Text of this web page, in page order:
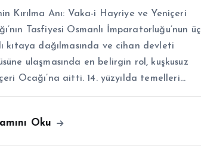
Kırılma Anı: Vaka-i Hayriye ve Yeniçeri
Tasfiyesi Osmanlı İmparatorluğu’nun üç
kıtaya dağılmasında ve cihan devleti
ulaşmasında en belirgin rol, kuşkusuz
Ocağı’na aitti. 14. yüzyılda temelleri…
Oku